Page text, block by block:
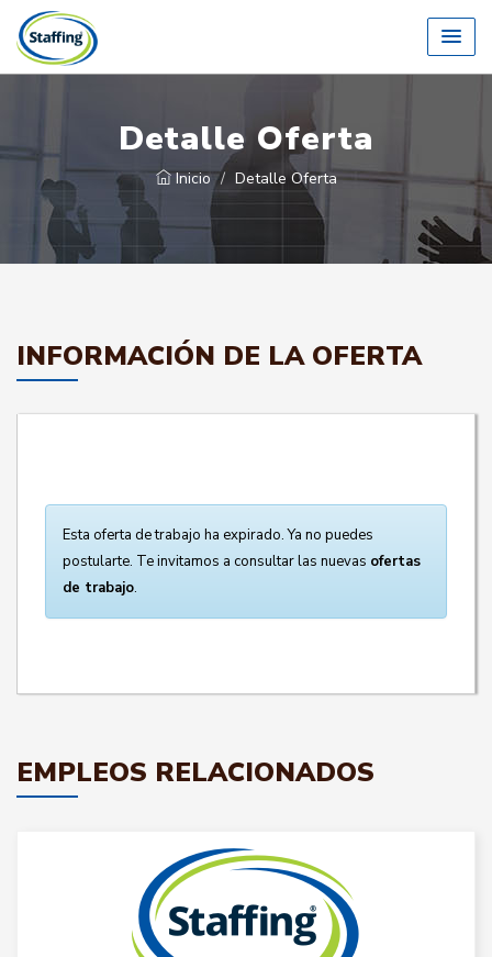
Detalle Oferta
Inicio Detalle Oferta
INFORMACIÓN DE LA OFERTA
Esta oferta de trabajo ha expirado. Ya no puedes
postularte. Te invitamos a consultar las nuevas ofertas
de trabajo.
EMPLEOS RELACIONADOS